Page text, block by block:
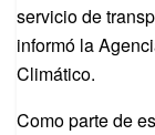
servicio de
informó la
Climático.
Como parte de